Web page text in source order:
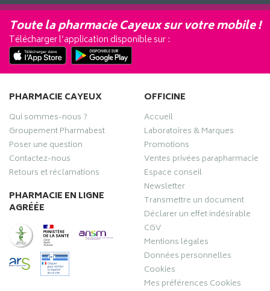
Toute la pharmacie Cayeux sur votre mobile !
Télécharger l’application disponible sur :
PHARMACIE CAYEUX
Qui sommes-nous ?
Groupement Pharmabest
Poser une question
Contactez-nous
Retours et réclamations
PHARMACIE EN LIGNE
AGRÉÉE
OFFICINE
Accueil
Laboratoires & Marques
Promotions
Ventes privées parapharmacie
Espace conseil
Newsletter
Transmettre un document
Déclarer un effet indésirable
CGV
Mentions légales
Données personnelles
Cookies
Mes préférences Cookies